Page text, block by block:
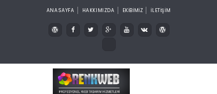
ANASAYFA HAKKIMIZDA EKİBİMİZ İLETİŞİM